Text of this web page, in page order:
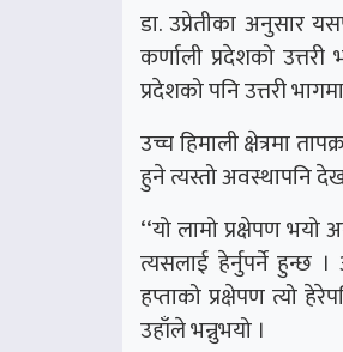
डा. उप्रेतीका अनुसार
कर्णाली प्रदेशको
प्रदेशको पनि उत्तरी
उच्च हिमाली क्षेत्रमा
हुने त्यस्तो अवस्थापनि
‘‘यो लामो प्रक्षेपण
त्यसलाई हेर्नुपर्ने हुन्छ
हप्ताको प्रक्षेपण त्यो
उहाँले भन्नुभयो ।